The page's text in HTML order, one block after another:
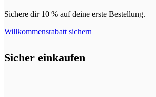
Sichere dir 10 % auf deine erste Bestellung.
Willkommensrabatt sichern
Sicher einkaufen